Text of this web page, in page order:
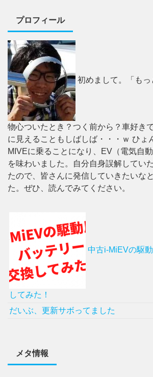
プロフィール
初めまして。「もっ
物心ついたとき？つく前から？車好き
に見えることもしばしば・・・ｗ ひょ
MIVEに乗ることになり、EV（電気自
を味わいました。自分自身誤解してい
たので、皆さんに発信していきたいな
た。ぜひ、読んでみてください。
中古i-MiEVの駆
してみた！
だいぶ、更新サボってました
メタ情報